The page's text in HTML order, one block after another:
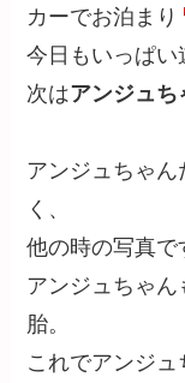
レアちゃんもノ
今は事情があ
れて暮らしてい